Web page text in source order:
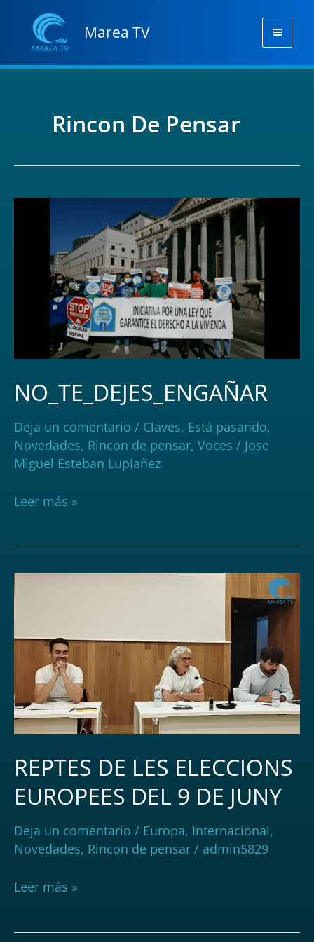
contenido
Marea TV
Rincon De Pensar
NO_TE_DEJES_ENGAÑAR
Deja un comentario / Claves, Está pasando,
Novedades, Rincon de pensar, Voces / Jose
Miguel Esteban Lupiañez
NO_TE_DEJES_ENGAÑAR
Leer más »
REPTES DE LES ELECCIONS
EUROPEES DEL 9 DE JUNY
Deja un comentario / Europa, Internacional,
Novedades, Rincon de pensar / admin5829
REPTES
DE
ELECCIONS
EUROPEES
DEL
9
DE
Leer más »